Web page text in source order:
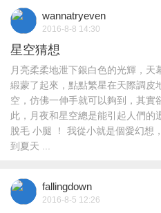
wannatryeven
2016-8-8 14:30
星空猜想
月亮柔柔地泄下銀白色的光輝，天
緞蒙了起來，點點繁星在天際調皮
空，仿佛一伸手就可以夠到，其實
此，月夜和星空總是能引起人們的
脫毛 小腿 ！ 我從小就是個愛幻想
到夏天 ...
fallingdown
2016-8-5 12:26